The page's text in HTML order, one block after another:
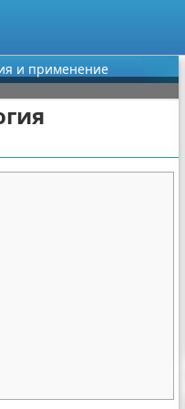
и применение